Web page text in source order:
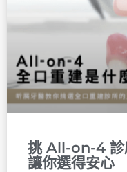
挑 All-on-4 診
讓你選得安心